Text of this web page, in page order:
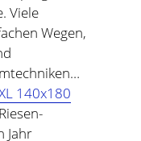
Viele
Wegen,
140x180
Jahr